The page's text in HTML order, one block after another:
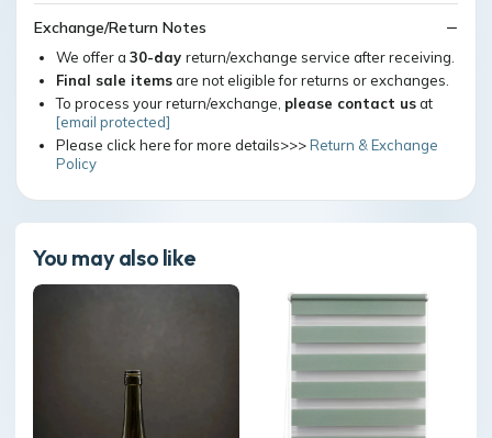
Exchange/Return Notes
We offer a 30-day return/exchange service after receiving.
Final sale itemsare not eligible for returns or exchanges.
To process your return/exchange, please contact usat
[email protected]
Please click here for more details>>>Return & Exchange
Policy
You may also like